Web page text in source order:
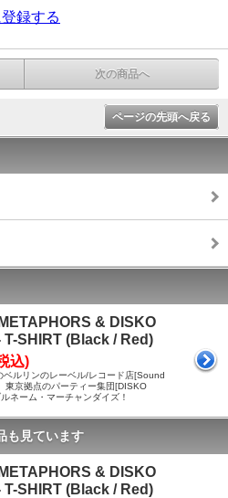
録する
次の商品へ
ページの先頭へ戻る
& DISKO
T-SHIRT (Black / Red)
込)
ベルリンのレーベル/レコード店[Sound
東京拠点のパーティー集団[DISKO
ネーム・マーチャンダイズ！
も見ています
& DISKO
T-SHIRT (Black / Red)